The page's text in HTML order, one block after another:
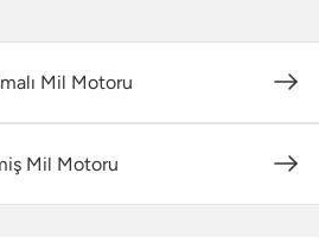
Mil Motoru
Mil Motoru